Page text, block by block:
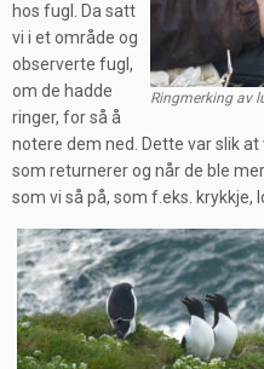
Ringmerking av
hos fugl. Da satt
vi i et område og
observerte fugl,
om de hadde
ringer, for så å
notere dem ned. Dette var slik
som returnerer og når de ble
som vi så på, som f.eks. krykkje,